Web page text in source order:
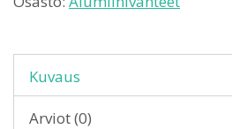
Kuvaus
Arviot (0)